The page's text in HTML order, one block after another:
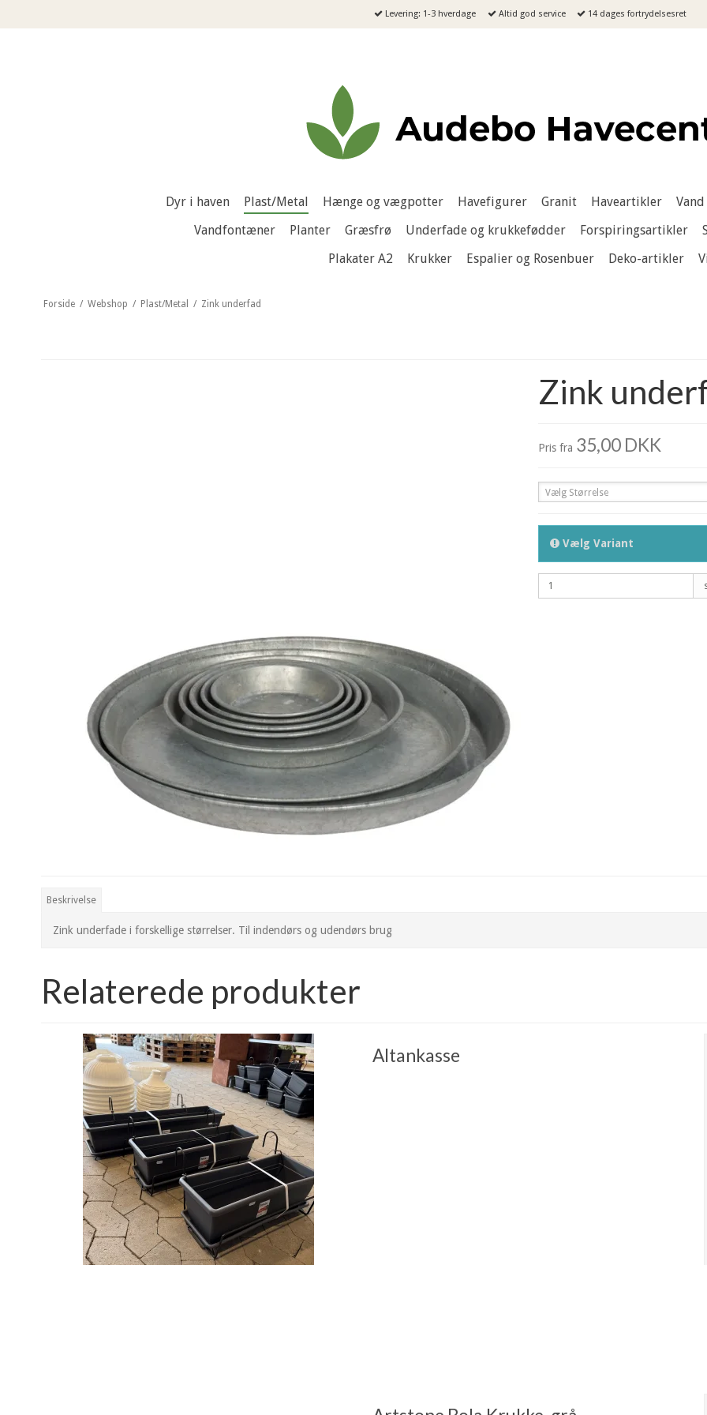
Levering: 1-3 hverdage Altid god service 14 dages fortrydelsesret
Dyr i haven Plast/Metal Hænge og vægpotter Havefigurer Granit Haveartikler
Vandfontæner
Planter Græsfrø Underfade og krukkefødder Forspiringsartikler
Plakater A2
Krukker Espalier og Rosenbuer Deko-artikler
Forside / Webshop / Plast/Metal / Zink underfad
Zink
Pris fra 35,00 DKK
Vælg Størrelse
Vælg Variant
Beskrivelse
Zink underfade i forskellige størrelser. Til indendørs og udendørs brug
Relaterede produkter
Altankasse